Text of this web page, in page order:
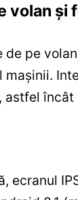
volan și
pe